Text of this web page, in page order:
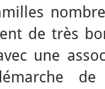
de très
une